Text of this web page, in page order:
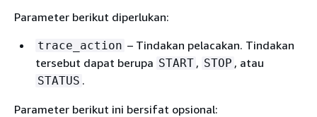
Parameter berikut diperlukan:
trace_action – Tindakan pelacakan. Tindakan
tersebut dapat berupa START , STOP , atau
STATUS .
Parameter berikut ini bersifat opsional: